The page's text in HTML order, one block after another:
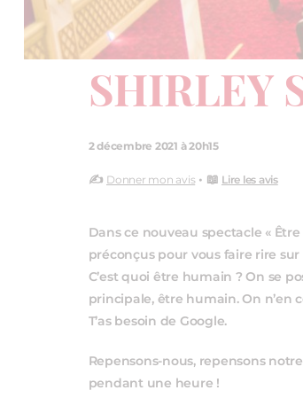
SHIRLEY
2 décembre 2021 à 20h15
✍️ Donner mon avis• 📖 Lire les avis
Dans ce nouveau spectacle «
préconçus pour vous faire rire
C’est quoi être humain ? On se
principale, être humain. On n’en
T’as besoin de Google.
Repensons-nous, repensons
pendant une heure !